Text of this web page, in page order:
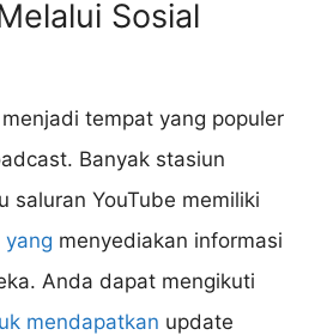
Sosial
menjadi tempat yang populer
Banyak stasiun
saluran YouTube memiliki
yang menyediakan informasi
Anda dapat mengikuti
mendapatkan update